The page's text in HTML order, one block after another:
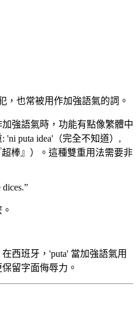
，也常被用作加強語氣的詞。
強語氣時，功能有點像繁體中
puta idea'（完全不知道）,
超棒』）。這種雙重用法需要非
”
西班牙，'puta' 當加強語氣用
留字面侮辱力。